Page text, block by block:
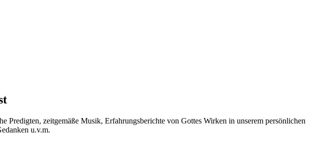
Predigten, zeitgemäße Musik, Erfahrungsberichte von Gottes Wirken in unserem persönlichen
u.v.m.